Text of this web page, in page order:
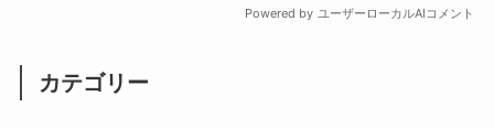
カテゴリー